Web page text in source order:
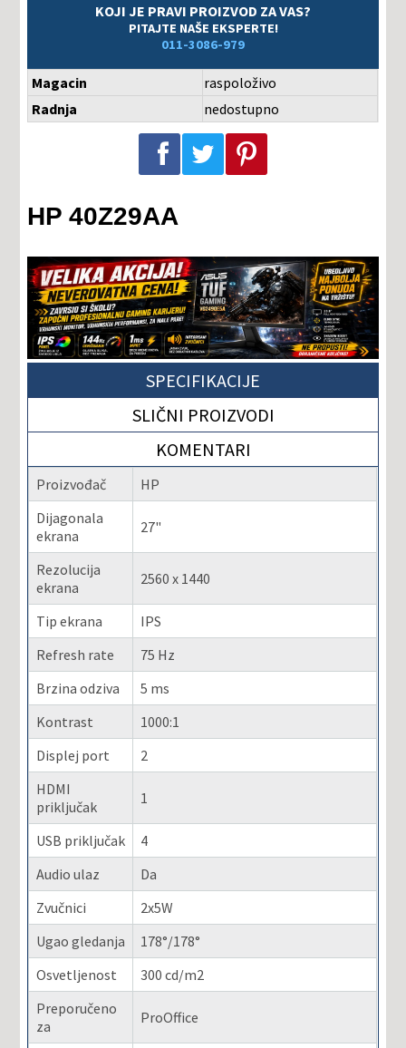
KOJI JE PRAVI PROIZVOD ZA VAS?
PITAJTE NAŠE EKSPERTE!
011-3086-979
Magacin
raspoloživo
Radnja
nedostupno
Podeli na Facebook-u Podeli na Twitter-u Podeli na Pinterest-u
HP 40Z29AA
SPECIFIKACIJE
SLIČNI PROIZVODI
KOMENTARI
Proizvođač
HP
Dijagonala
ekrana
27"
Rezolucija
ekrana
2560 x 1440
Tip ekrana
IPS
Refresh rate
75 Hz
Brzina odziva
5 ms
Kontrast
1000:1
Displej port
2
HDMI
priključak
1
USB priključak
4
Audio ulaz
Da
Zvučnici
2x5W
Ugao gledanja
178°/178°
Osvetljenost
300 cd/m2
Preporučeno
za
ProOffice